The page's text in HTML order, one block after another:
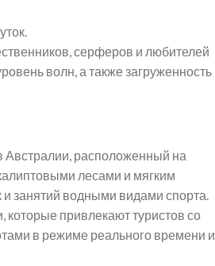
серферов и любителей
волн, а также загруженность
Австралии, расположенный на
лесами и мягким
и занятий водными видами спорта.
привлекают туристов со
в режиме реального времени и